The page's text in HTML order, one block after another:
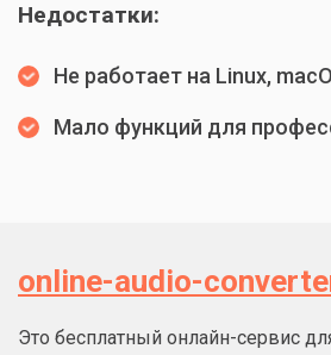
Недостатки:
Не работает на Linux,
Мало функций для
online-audio-
Это бесплатный онлайн-сервис